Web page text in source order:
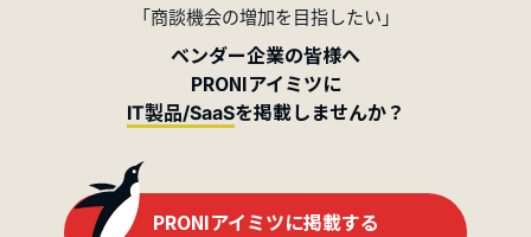
「商談機会の増加を目指したい」
ベンダー企業の皆様へ
PRONIアイミツに
IT製品/SaaSを掲載しませんか？
PRONIアイミツに掲載する